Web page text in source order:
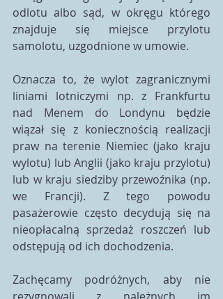
odlotu albo sąd, w okręgu którego
znajduje się miejsce przylotu
samolotu, uzgodnione w umowie.
Oznacza to, że wylot zagranicznymi
liniami lotniczymi np. z Frankfurtu
nad Menem do Londynu będzie
wiązał się z koniecznością realizacji
praw na terenie Niemiec (jako kraju
wylotu) lub Anglii (jako kraju przylotu)
lub w kraju siedziby przewoźnika (np.
we Francji). Z tego powodu
pasażerowie często decydują się na
nieopłacalną sprzedaż roszczeń lub
odstępują od ich dochodzenia.
Zachęcamy podróżnych, aby nie